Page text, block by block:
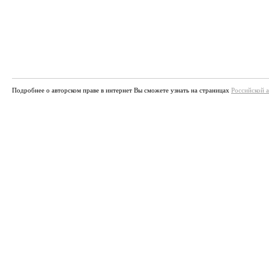
Подробнее о авторском праве в интернет Вы сможете узнать на страницах Российской